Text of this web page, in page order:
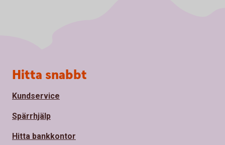
Sidfot
Hitta snabbt
Kundservice
Spärrhjälp
Hitta bankkontor